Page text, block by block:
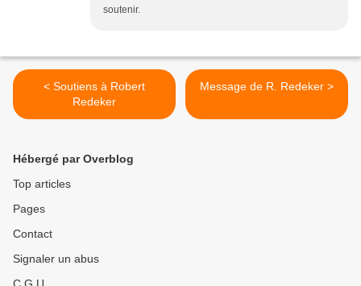
soutenir.
< Soutiens à Robert
Redeker
Message de R. Redeker >
Hébergé par Overblog
Top articles
Pages
Contact
Signaler un abus